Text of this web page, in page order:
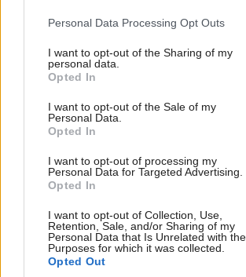
Please note that this website/app uses one
not limited to your visit or usage behaviour.
grant or deny consent to Google and its
use your data for below specified purposes
consent section.
Personal Data Processing Opt Outs
I want to opt-out of the Sharing of my
personal data.
Opted In
I want to opt-out of the Sale of my
Personal Data.
Opted In
I want to opt-out of processing my
Personal Data for Targeted Advertising.
Opted In
I want to opt-out of Collection, Use,
Retention, Sale, and/or Sharing of my
Personal Data that Is Unrelated with the
Purposes for which it was collected.
Opted Out